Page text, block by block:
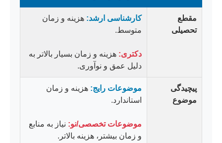
مقطع
تحصیلی
کارشناسی ارشد: هزینه و زمان
متوسط.
دکتری: هزینه و زمان بسیار بالاتر به
دلیل عمق و نوآوری.
پیچیدگی
موضوع
موضوعات رایج: هزینه و زمان
استاندارد.
موضوعات تخصصی/نو: نیاز به منابع
و زمان بیشتر، هزینه بالاتر.